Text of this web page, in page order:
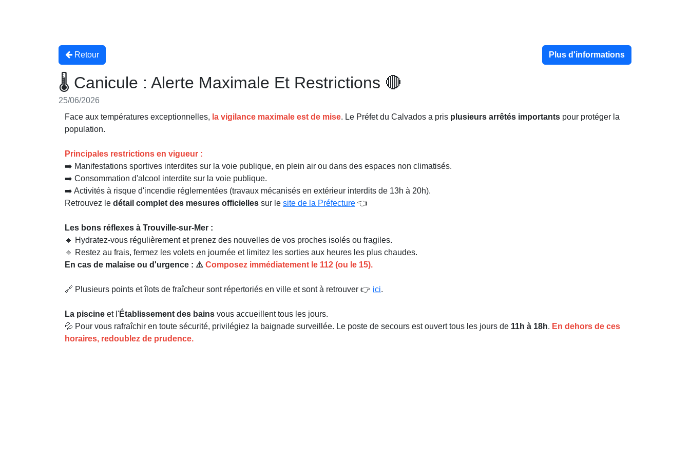
Retour Plus d'informations
🌡 Canicule : Alerte Maximale Et Restrictions 🔴
25/06/2026
Face aux températures exceptionnelles, la vigilance maximale est de mise. Le Préfet du Calvados a pris plusieurs arrêtés importants pour protéger la
population.
Principales restrictions en vigueur :
➡️ Manifestations sportives interdites sur la voie publique, en plein air ou dans des espaces non climatisés.
➡️ Consommation d'alcool interdite sur la voie publique.
➡️ Activités à risque d'incendie réglementées (travaux mécanisés en extérieur interdits de 13h à 20h).
Retrouvez le détail complet des mesures officielles sur le site de la Préfecture 👈
Les bons réflexes à Trouville-sur-Mer :
🔹 Hydratez-vous régulièrement et prenez des nouvelles de vos proches isolés ou fragiles.
🔹 Restez au frais, fermez les volets en journée et limitez les sorties aux heures les plus chaudes.
En cas de malaise ou d'urgence : ⚠️ Composez immédiatement le 112 (ou le 15).
🔗 Plusieurs points et îlots de fraîcheur sont répertoriés en ville et sont à retrouver 👉 ici.
La piscine et l'Établissement des bains vous accueillent tous les jours.
💦 Pour vous rafraîchir en toute sécurité, privilégiez la baignade surveillée. Le poste de secours est ouvert tous les jours de 11h à 18h. En dehors de ces
horaires, redoublez de prudence.